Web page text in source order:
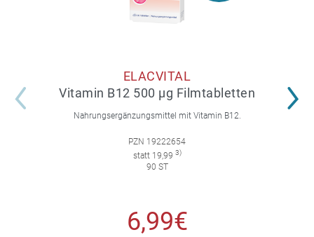
ELACVITAL
Vitamin B12 500 µg Filmtabletten
Nahrungsergänzungsmittel mit Vitamin B12.
PZN 19222654
statt 19,99 3)
90 ST
6,99€